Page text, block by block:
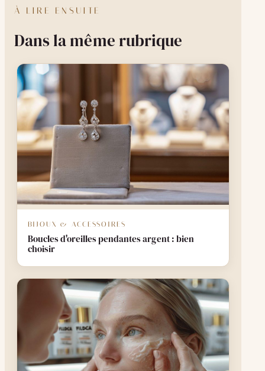
À LIRE ENSUITE
Dans la même rubrique
BIJOUX & ACCESSOIRES
Boucles d'oreilles pendantes argent : bien
choisir